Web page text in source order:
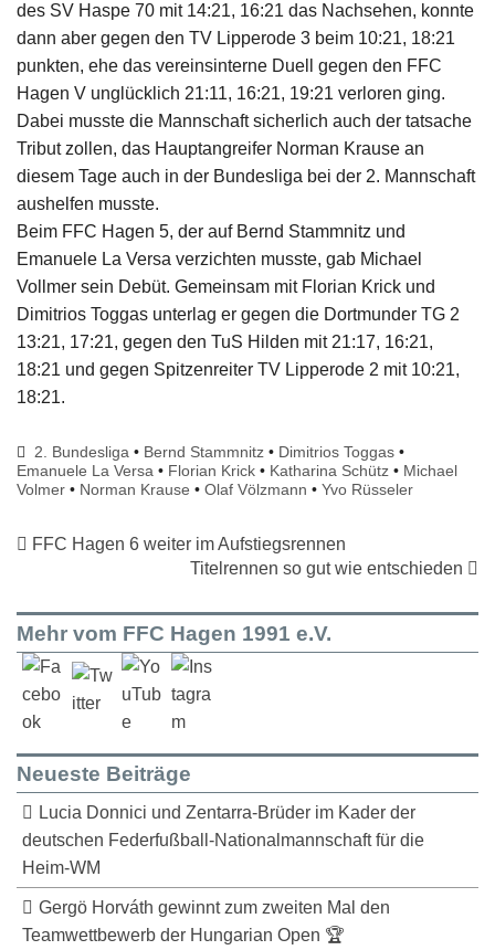
des SV Haspe 70 mit 14:21, 16:21 das Nachsehen, konnte
dann aber gegen den TV Lipperode 3 beim 10:21, 18:21
punkten, ehe das vereinsinterne Duell gegen den FFC
Hagen V unglücklich 21:11, 16:21, 19:21 verloren ging.
Dabei musste die Mannschaft sicherlich auch der tatsache
Tribut zollen, das Hauptangreifer Norman Krause an
diesem Tage auch in der Bundesliga bei der 2. Mannschaft
aushelfen musste.
Beim FFC Hagen 5, der auf Bernd Stammnitz und
Emanuele La Versa verzichten musste, gab Michael
Vollmer sein Debüt. Gemeinsam mit Florian Krick und
Dimitrios Toggas unterlag er gegen die Dortmunder TG 2
13:21, 17:21, gegen den TuS Hilden mit 21:17, 16:21,
18:21 und gegen Spitzenreiter TV Lipperode 2 mit 10:21,
18:21.
2. Bundesliga • Bernd Stammnitz • Dimitrios Toggas •
Emanuele La Versa • Florian Krick • Katharina Schütz • Michael
Volmer • Norman Krause • Olaf Völzmann • Yvo Rüsseler
FFC Hagen 6 weiter im Aufstiegsrennen
Titelrennen so gut wie entschieden
Mehr vom FFC Hagen 1991 e.V.
Neueste Beiträge
Lucia Donnici und Zentarra-Brüder im Kader der
deutschen Federfußball-Nationalmannschaft für die
Heim-WM
Gergö Horváth gewinnt zum zweiten Mal den
Teamwettbewerb der Hungarian Open 🏆